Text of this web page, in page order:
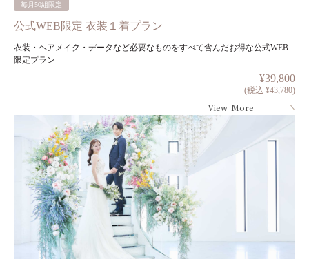
毎月50組限定
公式WEB限定 衣装１着プラン
衣装・ヘアメイク・データなど必要なものをすべて含んだお得な公式WEB
限定プラン
¥39,800
(税込 ¥43,780)
View More